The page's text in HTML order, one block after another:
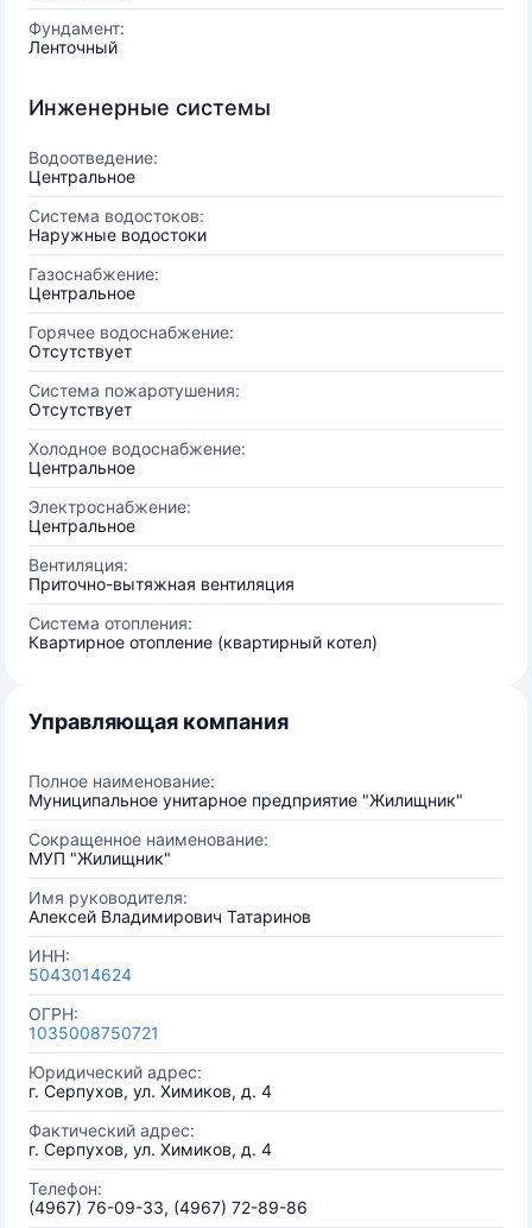
Фундамент:
Ленточный
Инженерные системы
Водоотведение:
Центральное
Система водостоков:
Наружные водостоки
Газоснабжение:
Центральное
Горячее водоснабжение:
Отсутствует
Система пожаротушения:
Отсутствует
Холодное водоснабжение:
Центральное
Электроснабжение:
Центральное
Вентиляция:
Приточно-вытяжная вентиляция
Система отопления:
Квартирное отопление (квартирный котел)
Управляющая компания
Полное наименование:
Муниципальное унитарное предприятие "Жилищник"
Сокращенное наименование:
МУП "Жилищник"
Имя руководителя:
Алексей Владимирович Татаринов
ИНН:
5043014624
ОГРН:
1035008750721
Юридический адрес:
г. Серпухов, ул. Химиков, д. 4
Фактический адрес:
г. Серпухов, ул. Химиков, д. 4
Телефон:
(4967) 76-09-33, (4967) 72-89-86